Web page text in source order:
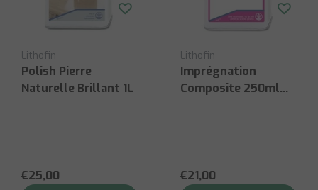
Lithofin
Polish Pierre
Naturelle Brillant 1L
€25,00
Lithofin
Imprégnation
Composite 250ml
€21,00